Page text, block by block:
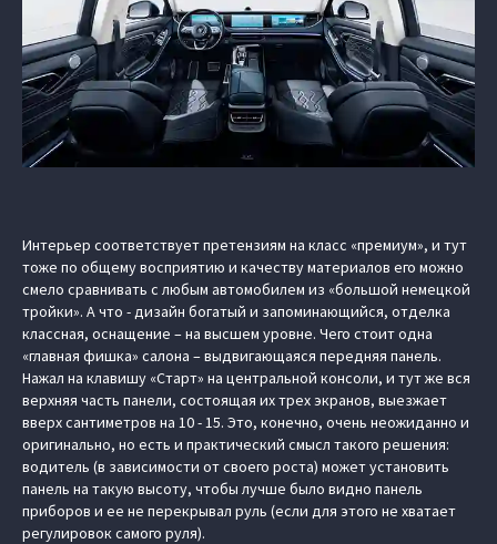
Интерьер соответствует претензиям на класс «премиум», и тут
тоже по общему восприятию и качеству материалов его можно
смело сравнивать с любым автомобилем из «большой немецкой
тройки». А что - дизайн богатый и запоминающийся, отделка
классная, оснащение – на высшем уровне. Чего стоит одна
«главная фишка» салона – выдвигающаяся передняя панель.
Нажал на клавишу «Старт» на центральной консоли, и тут же вся
верхняя часть панели, состоящая их трех экранов, выезжает
вверх сантиметров на 10 - 15. Это, конечно, очень неожиданно и
оригинально, но есть и практический смысл такого решения:
водитель (в зависимости от своего роста) может установить
панель на такую высоту, чтобы лучше было видно панель
приборов и ее не перекрывал руль (если для этого не хватает
регулировок самого руля).